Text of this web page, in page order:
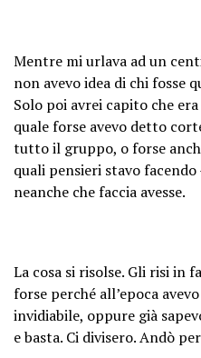
Mentre mi urlava ad un
non avevo idea di chi fosse
Solo poi avrei capito che
quale forse avevo detto
tutto il gruppo, o forse
quali pensieri stavo
neanche che faccia avesse.
La cosa si risolse. Gli risi in
forse perché all’epoca
invidiabile, oppure già
e basta. Ci divisero. Andò